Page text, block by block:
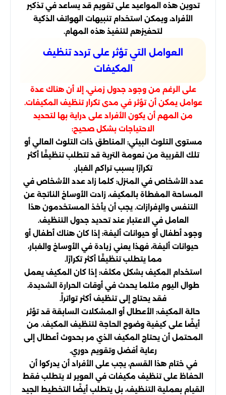
تدوين هذه المواعيد على تقويم قد يساعد في تذكير
الأفراد، ويمكن استخدام تنبيهات الهواتف الذكية
لتحفيزهم لتنفيذ هذه المهام.
العوامل التي تؤثر على تردد تنظيف
المكيفات
على الرغم من وجود جدول زمني، إلا أن هناك عدة
عوامل يمكن أن تؤثر في مدى تكرار تنظيف المكيفات.
من المهم أن يكون الأفراد على دراية بها لتحديد
الاحتياجات بشكل صحيح:
مستوى التلوث البيئي: المناطق ذات التلوث العالي أو
تلك القريبة من نعومة التربة قد تتطلب تنظيفًا أكثر
تكرارًا بسبب تراكم الغبار.
عدد الأشخاص في المنزل: كلما زاد عدد الأشخاص في
المساحة المغطاة بالمكيف، زادت الأوساخ الناتجة عن
التنفس والإفرازات. يجب أن يأخذ المستخدمون هذا
العامل في الاعتبار عند تحديد جدول التنظيف.
وجود أطفال أو حيوانات أليفة: إذا كان هناك أطفال أو
حيوانات أليفة، فهذا يعني زيادة في الأوساخ والغبار،
مما يتطلب تنظيفًا أكثر تكرارًا.
استخدام المكيف بشكل مكثف: إذا كان المكيف يعمل
طوال اليوم مثلما يحدث في أوقات الحرارة الشديدة،
فقد يحتاج إلى تنظيف أكثر تواتراً.
حالة المكيف: الأعطال أو المشكلات السابقة قد تؤثر
أيضًا على كيفية وضوح الحاجة لتنظيف المكيف. من
المحتمل أن يحتاج المكيف الذي مر بحدوث أعطال إلى
رعاية أفضل وتقويم دوري.
في ختام هذا القسم، يجب على الأفراد أن يدركوا أن
الحفاظ على تنظيف مكيفات في العوير لا يتطلب فقط
القيام بعملية التنظيف، بل يتطلب أيضًا التخطيط الجيد